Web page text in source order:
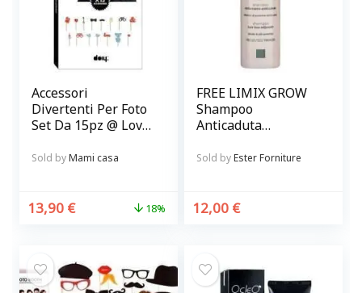
Accessori
Divertenti Per Foto
Set Da 15pz @ Love
Sold byMami casa
13,90 € 18%
FREE LIMIX GROW
Shampoo
Anticaduta
capelli
Sold byEster Forniture
12,00 €